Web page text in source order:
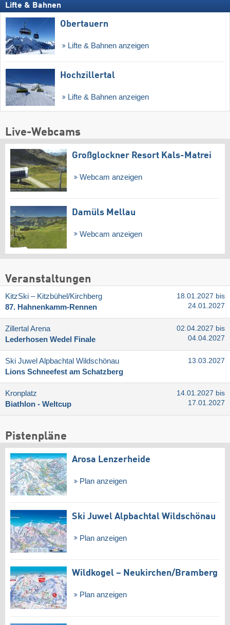
Lifte & Bahnen
Obertauern
Lifte & Bahnen anzeigen
Hochzillertal
Lifte & Bahnen anzeigen
Live-Webcams
Großglockner Resort Kals-Matrei
Webcam anzeigen
Damüls Mellau
Webcam anzeigen
Veranstaltungen
KitzSki – Kitzbühel/​Kirchberg
87. Hahnenkamm-Rennen
18.01.2027 bis
24.01.2027
Zillertal Arena
Lederhosen Wedel Finale
02.04.2027 bis
04.04.2027
Ski Juwel Alpbachtal Wildschönau
Lions Schneefest am Schatzberg
13.03.2027
Kronplatz
Biathlon - Weltcup
14.01.2027 bis
17.01.2027
Pistenpläne
Arosa Lenzerheide
Plan anzeigen
Ski Juwel Alpbachtal Wildschönau
Plan anzeigen
Wildkogel – Neukirchen/​Bramberg
Plan anzeigen